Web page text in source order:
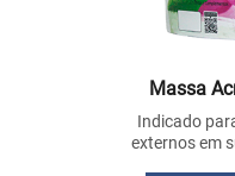
Massa
Indicado
externos em